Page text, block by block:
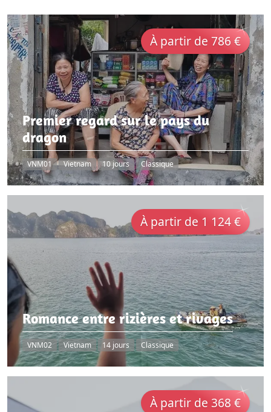
À partir de 786 €
Premier regard sur le pays du
dragon
VNM01 Vietnam 10 jours Classique
À partir de 1 124 €
Romance entre rizières et rivages
VNM02 Vietnam 14 jours Classique
À partir de 368 €